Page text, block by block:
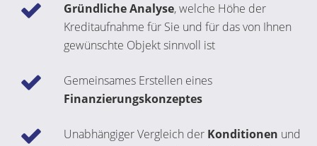
Gründliche Analyse, welche Höhe der
Kreditaufnahme für Sie und für das von Ihnen
gewünschte Objekt sinnvoll ist
Gemeinsames Erstellen eines
Finanzierungskonzeptes
Unabhängiger Vergleich der Konditionen und